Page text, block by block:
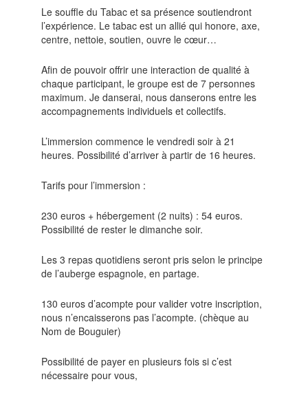
Le souffle du Tabac et sa présence soutiendront
l’expérience. Le tabac est un allié qui honore, axe,
centre, nettoie, soutien, ouvre le cœur…
Afin de pouvoir offrir une interaction de qualité à
chaque participant, le groupe est de 7 personnes
maximum. Je danserai, nous danserons entre les
accompagnements individuels et collectifs.
L’immersion commence le vendredi soir à 21
heures. Possibilité d’arriver à partir de 16 heures.
Tarifs pour l’immersion :
230 euros + hébergement (2 nuits) : 54 euros.
Possibilité de rester le dimanche soir.
Les 3 repas quotidiens seront pris selon le principe
de l’auberge espagnole, en partage.
130 euros d’acompte pour valider votre inscription,
nous n’encaisserons pas l’acompte. (chèque au
Nom de Bouguier)
Possibilité de payer en plusieurs fois si c’est
nécessaire pour vous,